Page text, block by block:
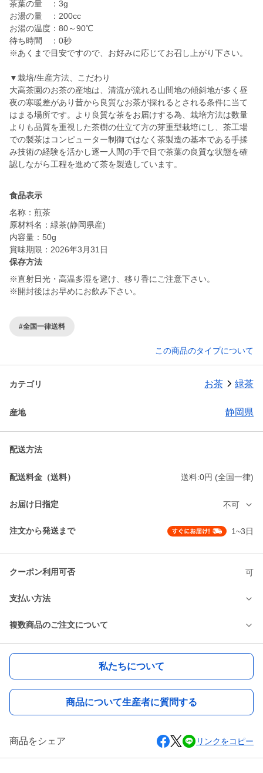
茶葉の量 ：3g
お湯の量 ：200cc
お湯の温度：80～90℃
待ち時間 ：0秒
※あくまで目安ですので、お好みに応じてお召し上がり下さい。
▼栽培/生産方法、こだわり
大高茶園のお茶の産地は、清流が流れる山間地の傾斜地が多く昼
夜の寒暖差があり昔から良質なお茶が採れるとされる条件に当て
はまる場所です。より良質な茶をお届けする為、栽培方法は数量
よりも品質を重視した茶樹の仕立て方の芽重型栽培にし、茶工場
での製茶はコンピューター制御ではなく茶製造の基本である手揉
み技術の経験を活かし逐一人間の手で目で茶葉の良質な状態を確
認しながら工程を進めて茶を製造しています。
食品表示
名称：煎茶
原材料名：緑茶(静岡県産)
内容量：50g
賞味期限：2026年3月31日
保存方法
※直射日光・高温多湿を避け、移り香にご注意下さい。
※開封後はお早めにお飲み下さい。
#全国一律送料
この商品のタイプについて
カテゴリ お茶 緑茶
産地 静岡県
配送方法
配送料金（送料） 送料:0円 (全国一律)
お届け日指定 不可
注文から発送まで 1~3日
クーポン利用可否 可
支払い方法
複数商品のご注文について
私たちについて
商品について生産者に質問する
商品をシェア リンクをコピー